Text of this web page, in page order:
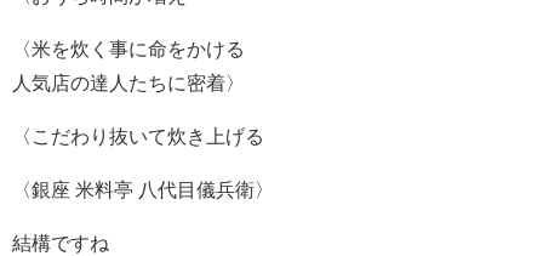
〈米を炊く事に命をかける
人気店の達人たちに密着〉
〈こだわり抜いて炊き上げる
〈銀座 米料亭 八代目儀兵衛〉
結構ですね